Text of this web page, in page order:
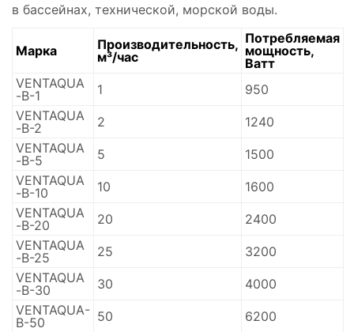
в бассейнах, технической, морской воды.
Марка
Производительность,
м³/час
Потребляемая
мощность,
Ватт
VENTAQUA
-В-1
1
950
VENTAQUA
-В-2
2
1240
VENTAQUA
-В-5
5
1500
VENTAQUA
-В-10
10
1600
VENTAQUA
-В-20
20
2400
VENTAQUA
-В-25
25
3200
VENTAQUA
-В-30
30
4000
VENTAQUA-
В-50
50
6200